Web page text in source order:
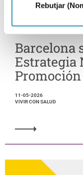
Rebutjar
Barcelona
Estrategia
11-05-2026
VIVIR CON SALUD